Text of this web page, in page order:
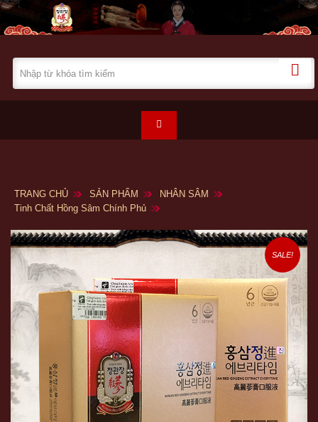
TRANG CHỦ SẢN PHẨM
NHÂN SÂM
Tinh Chất Hồng Sâm Chính Phủ
SALE!